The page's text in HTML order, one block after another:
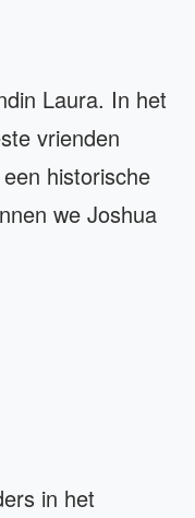
Laura. In het
vrienden
historische
we Joshua
in het